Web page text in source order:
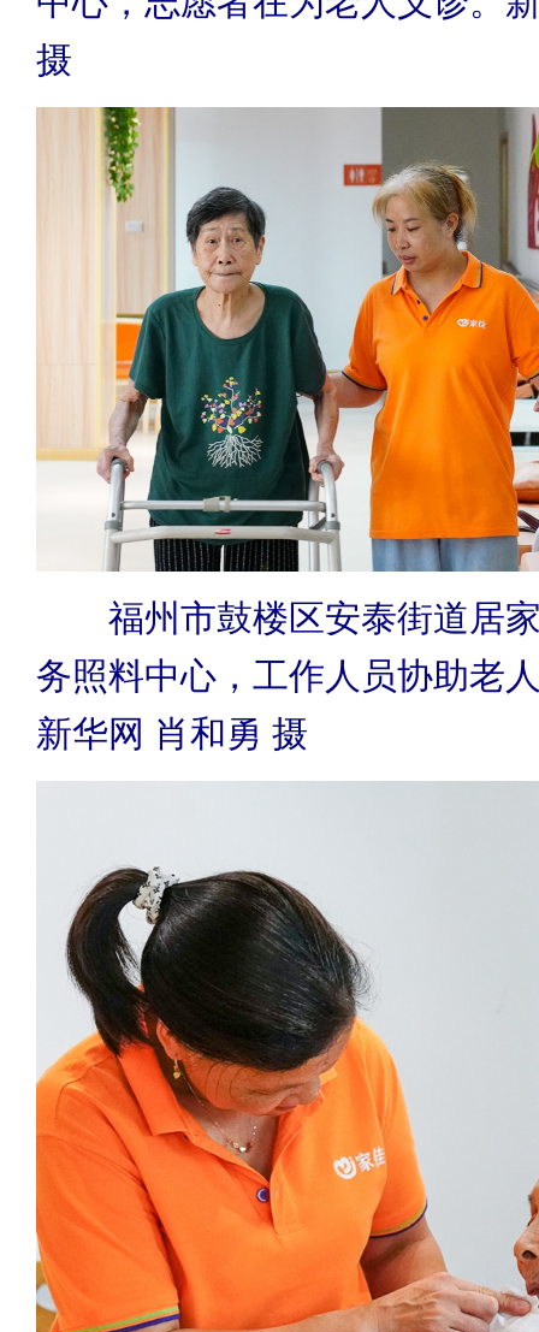
摄
福州市鼓楼区安泰街道居
务照料中心，工作人员协助老
新华网 肖和勇 摄